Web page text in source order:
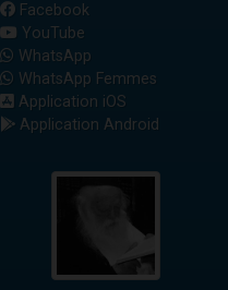
Facebook
YouTube
WhatsApp
WhatsApp Femmes
Application iOS
Application Android